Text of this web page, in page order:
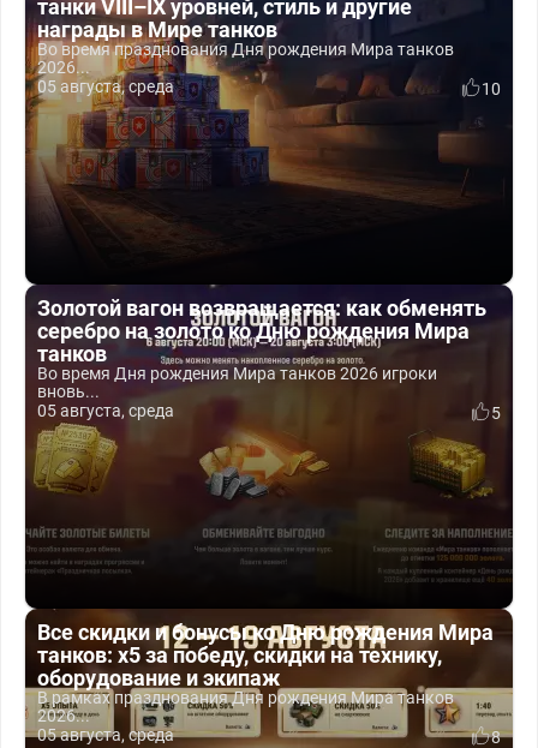
танки VIII–IX уровней, стиль и другие
награды в Мире танков
Во время празднования Дня рождения Мира танков
2026...
05 августа, среда
10
Золотой вагон возвращается: как обменять
серебро на золото ко Дню рождения Мира
танков
Во время Дня рождения Мира танков 2026 игроки
вновь...
05 августа, среда
5
Все скидки и бонусы ко Дню рождения Мира
танков: x5 за победу, скидки на технику,
оборудование и экипаж
В рамках празднования Дня рождения Мира танков
2026...
05 августа, среда
8